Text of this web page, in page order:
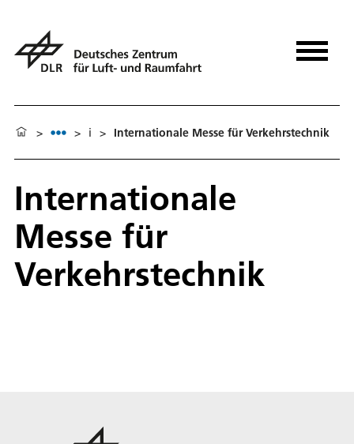
> > i > Internationale Messe für Verkehrstechnik
Internationale
Messe für
Verkehrstechnik